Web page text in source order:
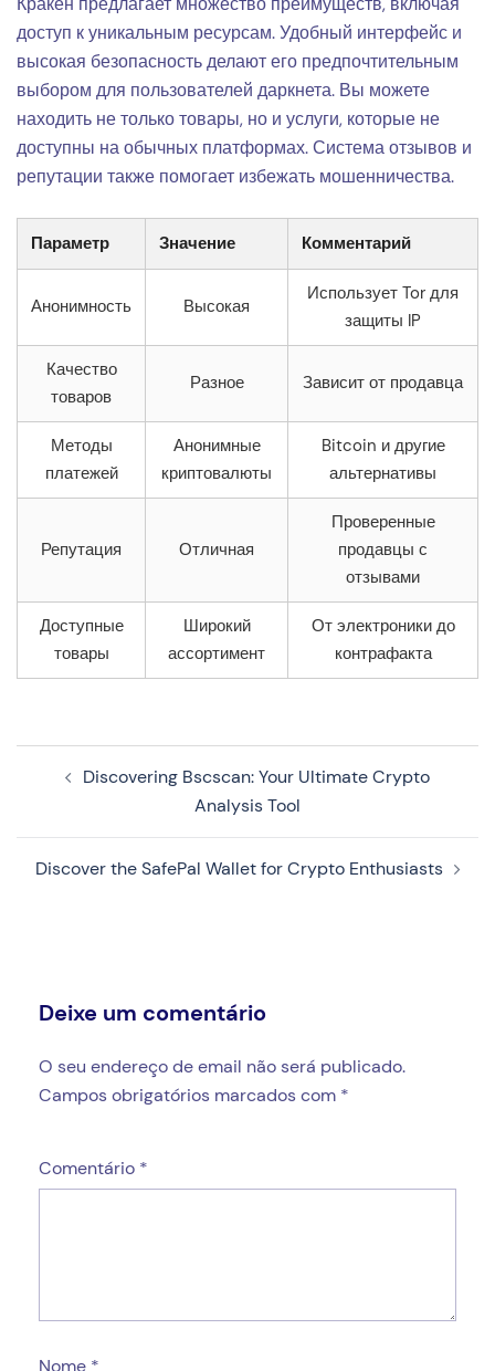
доступ к уникальным ресурсам. Удобный интерфейс и
высокая безопасность делают его предпочтительным
выбором для пользователей даркнета. Вы можете
находить не только товары, но и услуги, которые не
доступны на обычных платформах. Система отзывов и
репутации также помогает избежать мошенничества.
Параметр Значение Комментарий
Анонимность Высокая
Использует Tor для
защиты IP
Качество
товаров
Разное Зависит от продавца
Методы
платежей
Анонимные
криптовалюты
Bitcoin и другие
альтернативы
Репутация Отличная
Проверенные
продавцы с
отзывами
Доступные
товары
Широкий
ассортимент
От электроники до
контрафакта
Discovering Bscscan: Your Ultimate Crypto
Analysis Tool
Discover the SafePal Wallet for Crypto Enthusiasts
Deixe um comentário
O seu endereço de email não será publicado.
Campos obrigatórios marcados com *
Comentário *